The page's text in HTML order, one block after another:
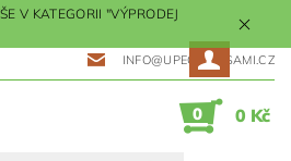
V KATEGORII "VÝPRODEJ
INFO@UPECMESISAMI.CZ
0 0 Kč